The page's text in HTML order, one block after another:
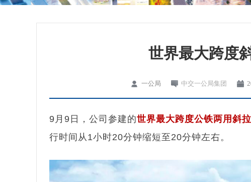
世界最大跨度
一公局 中交一公局集团
9月9日，公司参建的世界最大跨度公铁两用斜
行时间从1小时20分钟缩短至20分钟左右。